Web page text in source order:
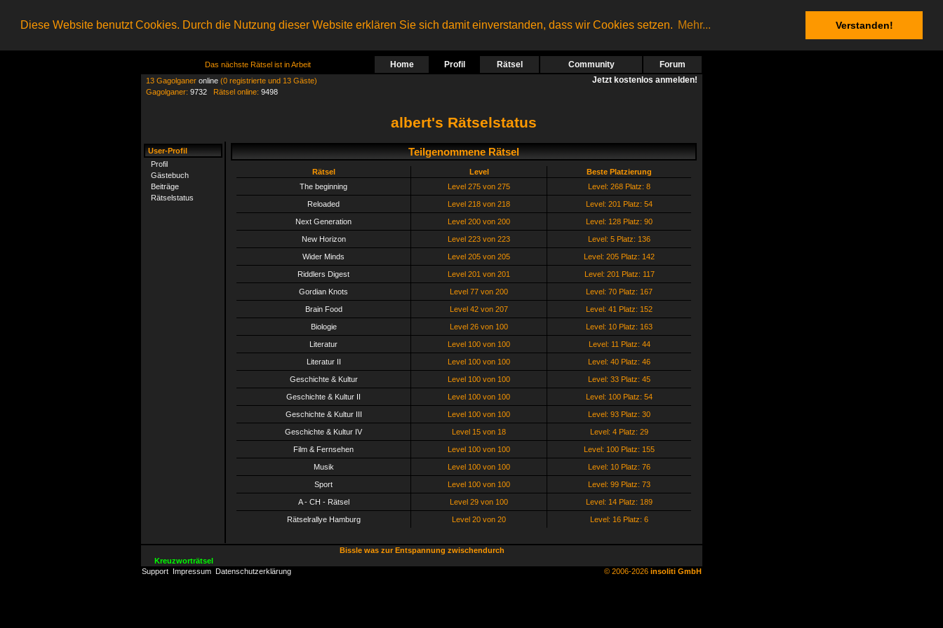
Diese Website benutzt Cookies. Durch die Nutzung dieser Website erklären Sie sich damit einverstanden, dass wir Cookies setzen. Mehr... Verstanden!
Das nächste Rätsel ist in Arbeit Home Profil Rätsel Community Forum
13 Gagolganer online (0 registrierte und 13 Gäste)
Gagolganer: 9732 Rätsel online: 9498
Jetzt kostenlos anmelden!
albert's Rätselstatus
User-Profil
Profil
Gästebuch
Beiträge
Rätselstatus
Teilgenommene Rätsel
Rätsel Level
Beste Platzierung
The beginning
Level 275 von 275 Level: 268 Platz: 8
Reloaded Level 218 von 218 Level: 201 Platz: 54
Next Generation Level 200 von 200 Level: 128 Platz: 90
New Horizon Level 223 von 223 Level: 5 Platz: 136
Wider Minds Level 205 von 205 Level: 205 Platz: 142
Riddlers Digest Level 201 von 201 Level: 201 Platz: 117
Gordian Knots Level 77 von 200 Level: 70 Platz: 167
Brain Food Level 42 von 207 Level: 41 Platz: 152
Biologie Level 26 von 100 Level: 10 Platz: 163
Literatur Level 100 von 100 Level: 11 Platz: 44
Literatur II Level 100 von 100 Level: 40 Platz: 46
Geschichte & Kultur Level 100 von 100 Level: 33 Platz: 45
Geschichte & Kultur II Level 100 von 100 Level: 100 Platz: 54
Geschichte & Kultur III Level 100 von 100 Level: 93 Platz: 30
Geschichte & Kultur IV Level 15 von 18 Level: 4 Platz: 29
Film & Fernsehen Level 100 von 100 Level: 100 Platz: 155
Musik Level 100 von 100 Level: 10 Platz: 76
Sport Level 100 von 100 Level: 99 Platz: 73
A - CH - Rätsel Level 29 von 100 Level: 14 Platz: 189
Rätselrallye Hamburg Level 20 von 20 Level: 16 Platz: 6
Bissle was zur Entspannung zwischendurch
Kreuzworträtsel
Support Impressum Datenschutzerklärung © 2006-2026 insoliti GmbH